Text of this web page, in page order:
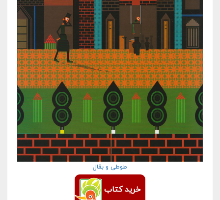
طوطی و بقال
خرید کتاب